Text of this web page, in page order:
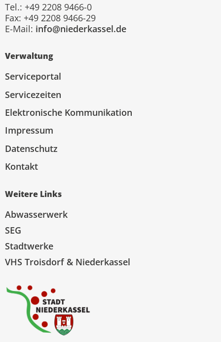
Tel.: +49 2208 9466-0
Fax: +49 2208 9466-29
E-Mail: info@niederkassel.de
Verwaltung
Serviceportal
Servicezeiten
Elektronische Kommunikation
Impressum
Datenschutz
Kontakt
Weitere Links
Abwasserwerk
SEG
Stadtwerke
VHS Troisdorf & Niederkassel